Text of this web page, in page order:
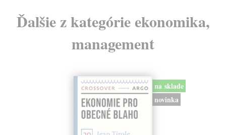
Ďalšie z kategórie ekonomika,
management
na sklade
novinka